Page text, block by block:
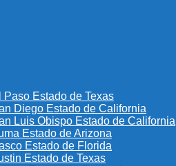
Paso Estado de Texas
Diego Estado de California
Luis Obispo Estado de California
Estado de Arizona
Estado de Florida
Estado de Texas